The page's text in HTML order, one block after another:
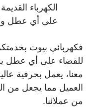
الكهرباء
على أي عطل
فكهربائي بيوت
للقضاء على أي عطل
معنا، يعمل بحرفية
العميل مما يجعل من
من عملائنا.